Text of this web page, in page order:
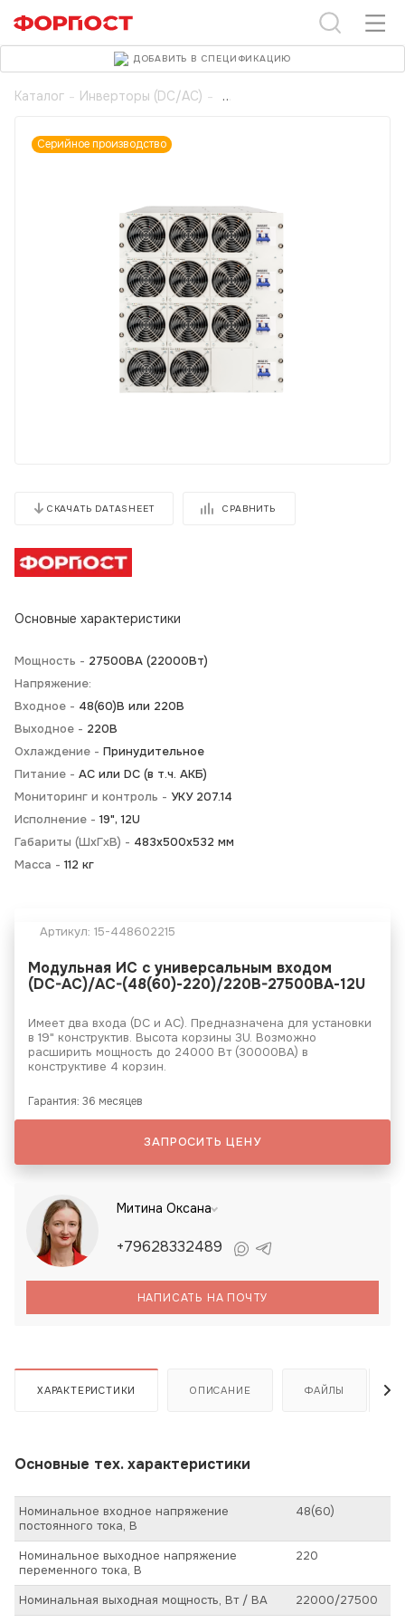
Каталог - Инверторы (DC/AC) -
Серийное производство
СКАЧАТЬ DATASHEET СРАВНИТЬ
Основные характеристики
Мощность - 27500BA (22000Вт)
Напряжение:
Входное - 48(60)В или 220В
Выходное - 220В
Охлаждение - Принудительное
Питание - АС или DC (в т.ч. АКБ)
Мониторинг и контроль - УКУ 207.14
Исполнение - 19", 12U
Габариты (ШхГхВ) - 483х500х532 мм
Масса - 112 кг
Артикул: 15-448602215
Модульная ИС с универсальным входом
(DC-АС)/AC-(48(60)-220)/220B-27500ВА-12U
Имеет два входа (DC и АС). Предназначена для установки
в 19" конструктив. Высота корзины 3U. Возможно
расширить мощность до 24000 Вт (30000ВА) в
конструктиве 4 корзин.
Гарантия: 36 месяцев
ДОБАВИТЬ В СПЕЦИФИКАЦИЮ
ЗАПРОСИТЬ ЦЕНУ
Митина Оксана
+79628332489
НАПИСАТЬ НА ПОЧТУ
ХАРАКТЕРИСТИКИ ОПИСАНИЕ ФАЙЛЫ
Основные тех. характеристики
Номинальное входное напряжение
постоянного тока, В
48(60)
Номинальное выходное напряжение
переменного тока, В
220
Номинальная выходная мощность, Вт / ВА
22000/27500